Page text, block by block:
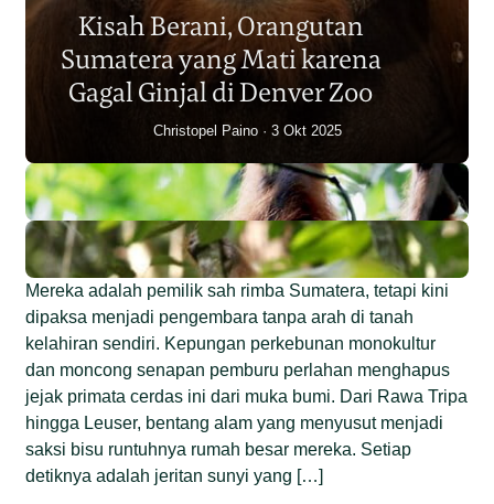
Individu dalam Satu Dekade?
Junaidi Hanafiah 14 Jul 2026
Kisah Berani, Orangutan
Sumatera yang Mati karena
Gagal Ginjal di Denver Zoo
Christopel Paino 3 Okt 2025
Mereka adalah pemilik sah rimba Sumatera, tetapi kini
dipaksa menjadi pengembara tanpa arah di tanah
kelahiran sendiri. Kepungan perkebunan monokultur
dan moncong senapan pemburu perlahan menghapus
jejak primata cerdas ini dari muka bumi. Dari Rawa Tripa
hingga Leuser, bentang alam yang menyusut menjadi
saksi bisu runtuhnya rumah besar mereka. Setiap
detiknya adalah jeritan sunyi yang […]